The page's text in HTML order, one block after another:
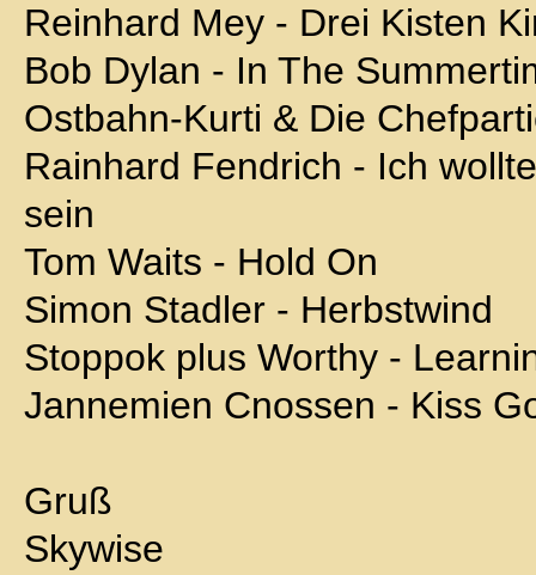
Reinhard Mey - Drei Kisten
Bob Dylan - In The
Ostbahn-Kurti & Die
Rainhard Fendrich - Ich
sein
Tom Waits - Hold On
Simon Stadler - Herbstwind
Stoppok plus Worthy -
Jannemien Cnossen - Kiss
Gruß
Skywise